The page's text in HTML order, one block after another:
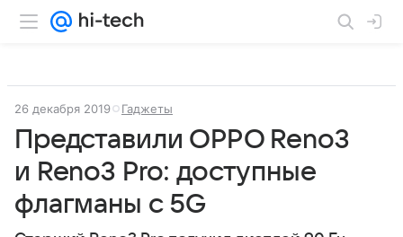
26 декабря 2019 Гаджеты
Представили OPPO Reno3
и Reno3 Pro: доступные
флагманы с 5G